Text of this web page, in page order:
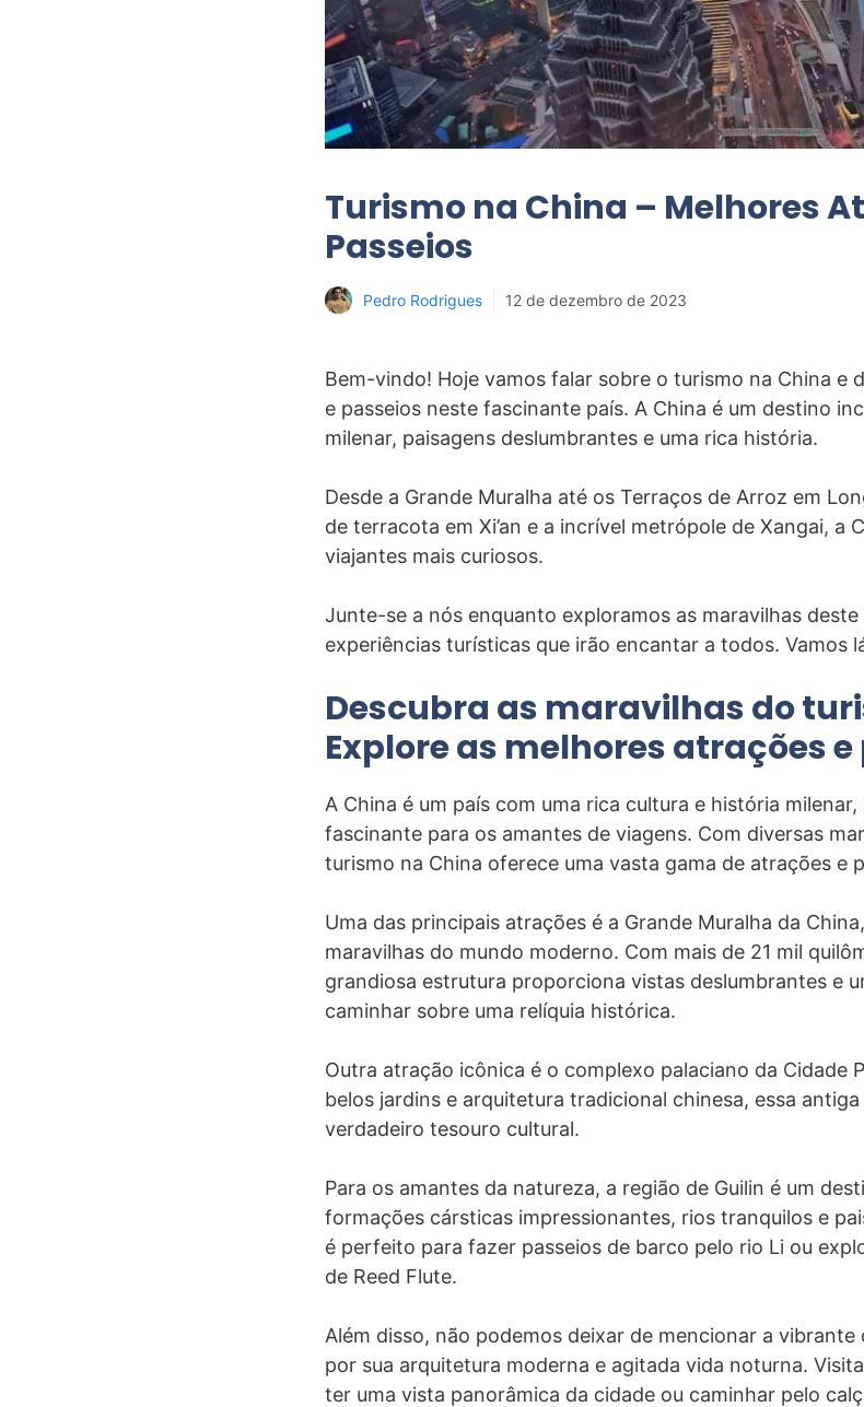
Turismo na China – Melhores
Passeios
Pedro Rodrigues 12 de dezembro de 2023
Bem-vindo! Hoje vamos falar sobre o turismo na China e
e passeios neste fascinante país. A China é um destino
milenar, paisagens deslumbrantes e uma rica história.
Desde a Grande Muralha até os Terraços de Arroz em
de terracota em Xi’an e a incrível metrópole de Xangai, a
viajantes mais curiosos.
Junte-se a nós enquanto exploramos as maravilhas
experiências turísticas que irão encantar a todos. Vamos
Descubra as maravilhas do
Explore as melhores atrações e
A China é um país com uma rica cultura e história
fascinante para os amantes de viagens. Com diversas
turismo na China oferece uma vasta gama de atrações e
Uma das principais atrações é a Grande Muralha da
maravilhas do mundo moderno. Com mais de 21 mil
grandiosa estrutura proporciona vistas deslumbrantes e
caminhar sobre uma relíquia histórica.
Outra atração icônica é o complexo palaciano da Cidade
belos jardins e arquitetura tradicional chinesa, essa
verdadeiro tesouro cultural.
Para os amantes da natureza, a região de Guilin é um
formações cársticas impressionantes, rios tranquilos e
é perfeito para fazer passeios de barco pelo rio Li ou
de Reed Flute.
Além disso, não podemos deixar de mencionar a
por sua arquitetura moderna e agitada vida noturna.
ter uma vista panorâmica da cidade ou caminhar pelo